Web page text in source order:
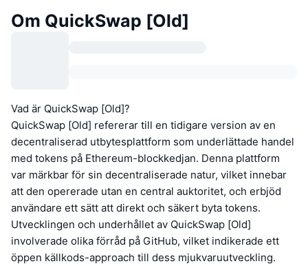
Om QuickSwap [Old]
Vad är QuickSwap [Old]?
QuickSwap [Old] refererar till en tidigare version av en
decentraliserad utbytesplattform som underlättade handel
med tokens på Ethereum-blockkedjan. Denna plattform
var märkbar för sin decentraliserade natur, vilket innebar
att den opererade utan en central auktoritet, och erbjöd
användare ett sätt att direkt och säkert byta tokens.
Utvecklingen och underhållet av QuickSwap [Old]
involverade olika förråd på GitHub, vilket indikerade ett
öppen källkods-approach till dess mjukvaruutveckling.